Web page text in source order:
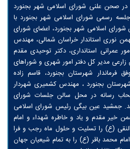
در صحن علنی شورای اسلامی شهر بجنورد
رسمی شورای اسلامی شهر بجنورد با
اسلامی شهر بجنورد، اعضای شورای
نوری استاندار خراسان شمالی، مهندس
عمرانی استانداری، دکتر توحیدی مقدم
زارعی مدیر کل دفتر امور شهری و شوراهای
فرماندار شهرستان بجنورد، قاسم زاده
شهرستان بجنورد ، مهندس کشمیری شهردار
رسانه در محل سالن جلسات شورای
جمشید عین بیگی رئیس شورای اسلامی
خیر مقدم و یاد و خاطره شهداء و امام
(ع) را تسلیت و حلول ماه رجب و فرا
محمد باقر (ع) را به تمام شیعیان جهان